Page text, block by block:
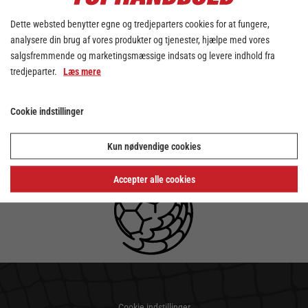
Dette websted benytter egne og tredjeparters cookies for at fungere,
analysere din brug af vores produkter og tjenester, hjælpe med vores
salgsfremmende og marketingsmæssige indsats og levere indhold fra
tredjeparter. Læs mere
Cookie indstillinger
Kun nødvendige cookies
Accepter alle cookies